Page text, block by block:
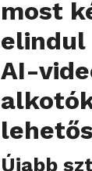
most
elindul
AI-
Újabb